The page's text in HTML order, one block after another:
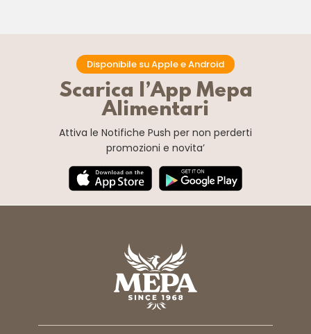
Disponibile su Apple e Android
Scarica l’App Mepa
Alimentari
Attiva le Notifiche Push per non perderti
promozioni e novita’